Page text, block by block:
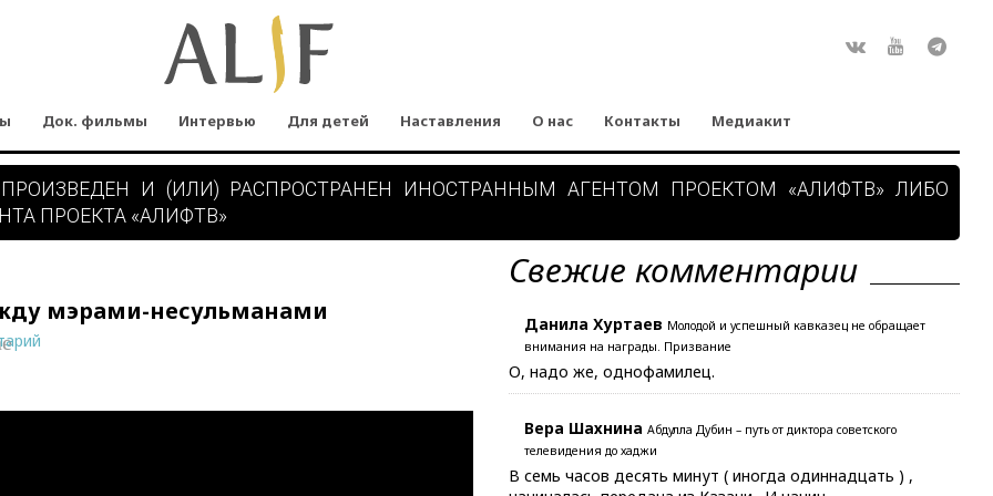
Док. фильмы Интервью Для детей Наставления О нас Контакты Медиакит
И (ИЛИ) РАСПРОСТРАНЕН ИНОСТРАННЫМ АГЕНТОМ ПРОЕКТОМ «АЛИФТВ» ЛИБО
ПРОЕКТА «АЛИФТВ»
мэрами-несульманами
Свежие комментарии
Данила Хуртаев Молодой и успешный кавказец не обращает
внимания на награды. Призвание
О, надо же, однофамилец.
Вера Шахнина Абдулла Дубин – путь от диктора советского
телевидения до хаджи
В семь часов десять минут ( иногда одиннадцать ) ,